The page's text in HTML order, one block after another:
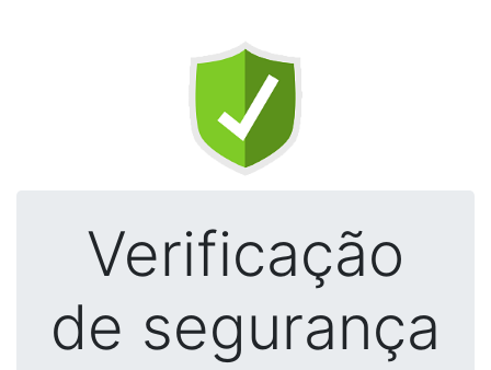
Verificação
de segurança